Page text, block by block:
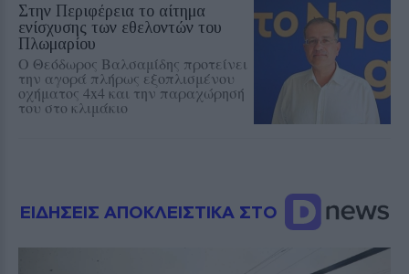
Στην Περιφέρεια το αίτημα
ενίσχυσης των εθελοντών του
Πλωμαρίου
Ο Θεόδωρος Βαλσαμίδης προτείνει
την αγορά πλήρως εξοπλισμένου
οχήματος 4x4 και την παραχώρησή
του στο κλιμάκιο
ΕΙΔΗΣΕΙΣ ΑΠΟΚΛΕΙΣΤΙΚΑ ΣΤΟ